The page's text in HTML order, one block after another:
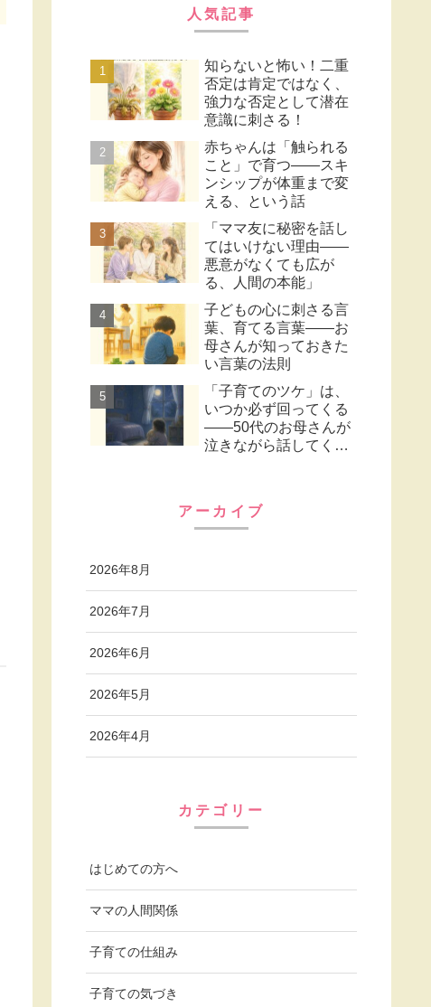
人気記事
知らないと怖い！二重
否定は肯定ではなく、
強力な否定として潜在
意識に刺さる！
赤ちゃんは「触られる
こと」で育つ——スキ
ンシップが体重まで変
える、という話
「ママ友に秘密を話し
てはいけない理由——
悪意がなくても広が
る、人間の本能」
子どもの心に刺さる言
葉、育てる言葉——お
母さんが知っておきた
い言葉の法則
「子育てのツケ」は、
いつか必ず回ってくる
――50代のお母さんが
泣きながら話してくれ
アーカイブ
2026年8月
2026年7月
2026年6月
2026年5月
2026年4月
カテゴリー
はじめての方へ
ママの人間関係
子育ての仕組み
子育ての気づき